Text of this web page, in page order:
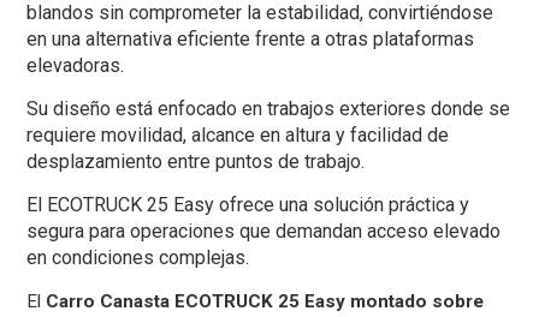
blandos sin comprometer la estabilidad, convirtiéndose
en una alternativa eficiente frente a otras plataformas
elevadoras.
Su diseño está enfocado en trabajos exteriores donde se
requiere movilidad, alcance en altura y facilidad de
desplazamiento entre puntos de trabajo.
El ECOTRUCK 25 Easy ofrece una solución práctica y
segura para operaciones que demandan acceso elevado
en condiciones complejas.
El Carro Canasta ECOTRUCK 25 Easy montado sobre